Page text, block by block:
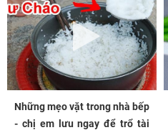
Những mẹo vặt trong nhà bếp
- chị em lưu ngay để trổ tài